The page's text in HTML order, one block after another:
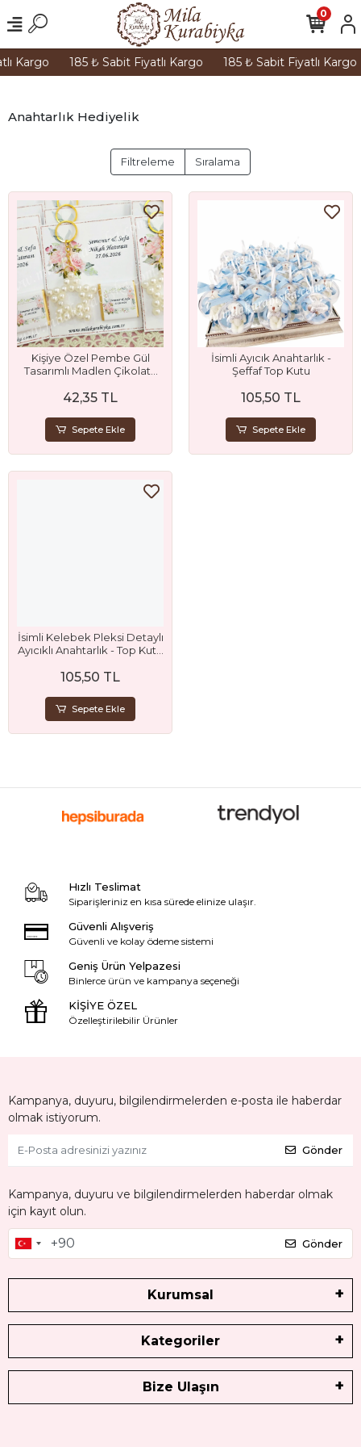
Kargo 185 ₺ Sabit Fiyatlı Kargo 185 ₺ Sabit Fiyatlı Kargo
0
Anahtarlık Hediyelik
Filtreleme Sıralama
Kişiye Özel Pembe Gül
Tasarımlı Madlen Çikolata
- Söz - Nişan - Nikah ve
42,35 TL
Sepete Ekle
İsimli Ayıcık Anahtarlık -
Şeffaf Top Kutu
105,50 TL
Sepete Ekle
İsimli Kelebek Pleksi Detaylı
Ayıcıklı Anahtarlık - Top Kutu
105,50 TL
Sepete Ekle
Hızlı Teslimat
Siparişleriniz en kısa sürede elinize ulaşır.
Güvenli Alışveriş
Güvenli ve kolay ödeme sistemi
Geniş Ürün Yelpazesi
Binlerce ürün ve kampanya seçeneği
KİŞİYE ÖZEL
Özelleştirilebilir Ürünler
Kampanya, duyuru, bilgilendirmelerden e-posta ile haberdar
olmak istiyorum.
Gönder
Kampanya, duyuru ve bilgilendirmelerden haberdar olmak
için kayıt olun.
Gönder
Kurumsal
Kategoriler
Bize Ulaşın